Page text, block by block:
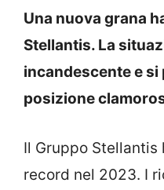
Una nuova grana
Stellantis. La
incandescente e si
posizione
Il Gruppo
record nel 2023. I